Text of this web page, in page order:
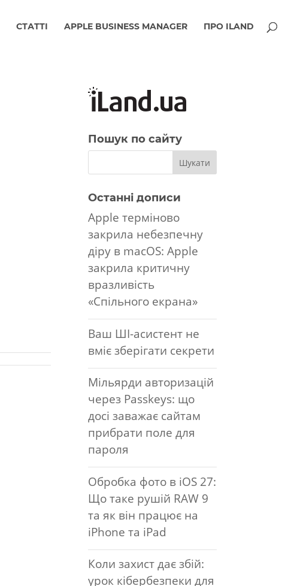
СТАТТІ APPLE BUSINESS MANAGER ПРО ILAND
Пошук по сайту
Останні дописи
Apple терміново
закрила небезпечну
діру в macOS: Apple
закрила критичну
вразливість
«Спільного екрана»
Ваш ШІ-асистент не
вміє зберігати секрети
Мільярди авторизацій
через Passkeys: що
досі заважає сайтам
прибрати поле для
пароля
Обробка фото в iOS 27:
Що таке рушій RAW 9
та як він працює на
iPhone та iPad
Коли захист дає збій:
урок кібербезпеки для